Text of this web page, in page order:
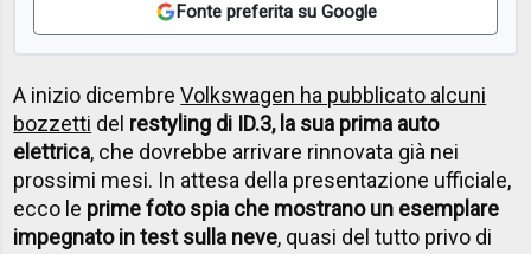
Fonte preferita su Google
A inizio dicembreVolkswagen ha pubblicato alcuni
bozzetti del restyling di ID.3, la sua prima auto
elettrica, che dovrebbe arrivare rinnovata già nei
prossimi mesi. In attesa della presentazione ufficiale,
ecco le prime foto spia che mostrano un esemplare
impegnato in test sulla neve, quasi del tutto privo di